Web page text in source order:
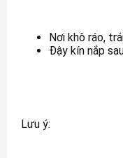
Nơi khô ráo,
Đậy kín nắp
Lưu ý: